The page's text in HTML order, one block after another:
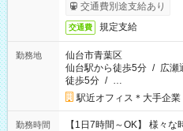
交通費別途支給あり
交通費 規定支給
勤務地
仙台市青葉区
仙台駅から徒歩5分 / 広瀬
徒歩5分 / …
駅近オフィス＊大手企業
勤務時間
【1日7時間～OK】 様々